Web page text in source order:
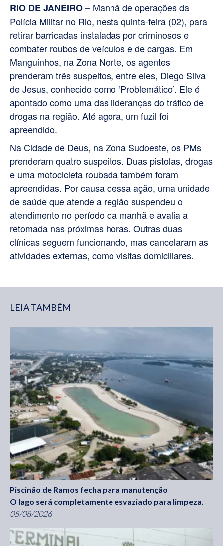
RIO DE JANEIRO – Manhã de operações da
Polícia Militar no Rio, nesta quinta-feira (02), para
retirar barricadas instaladas por criminosos e
combater roubos de veículos e de cargas. Em
Manguinhos, na Zona Norte, os agentes
prenderam três suspeitos, entre eles, Diego Silva
de Jesus, conhecido como ‘Problemático’. Ele é
apontado como uma das lideranças do tráfico de
drogas na região. Até agora, um fuzil foi
apreendido.
Na Cidade de Deus, na Zona Sudoeste, os PMs
prenderam quatro suspeitos. Duas pistolas, drogas
e uma motocicleta roubada também foram
apreendidas. Por causa dessa ação, uma unidade
de saúde que atende a região suspendeu o
atendimento no período da manhã e avalia a
retomada nas próximas horas. Outras duas
clínicas seguem funcionando, mas cancelaram as
atividades externas, como visitas domiciliares.
LEIA TAMBÉM
Piscinão de Ramos fecha para manutenção
O lago será completamente esvaziado para limpeza.
05/08/2026